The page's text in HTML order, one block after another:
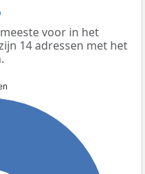
voor in het
14 adressen met het